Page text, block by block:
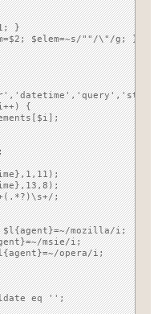
}
$elem=~s/""/\"/g; }
{
;
mozilla/i;
msie/i;
opera/i;
eq '';